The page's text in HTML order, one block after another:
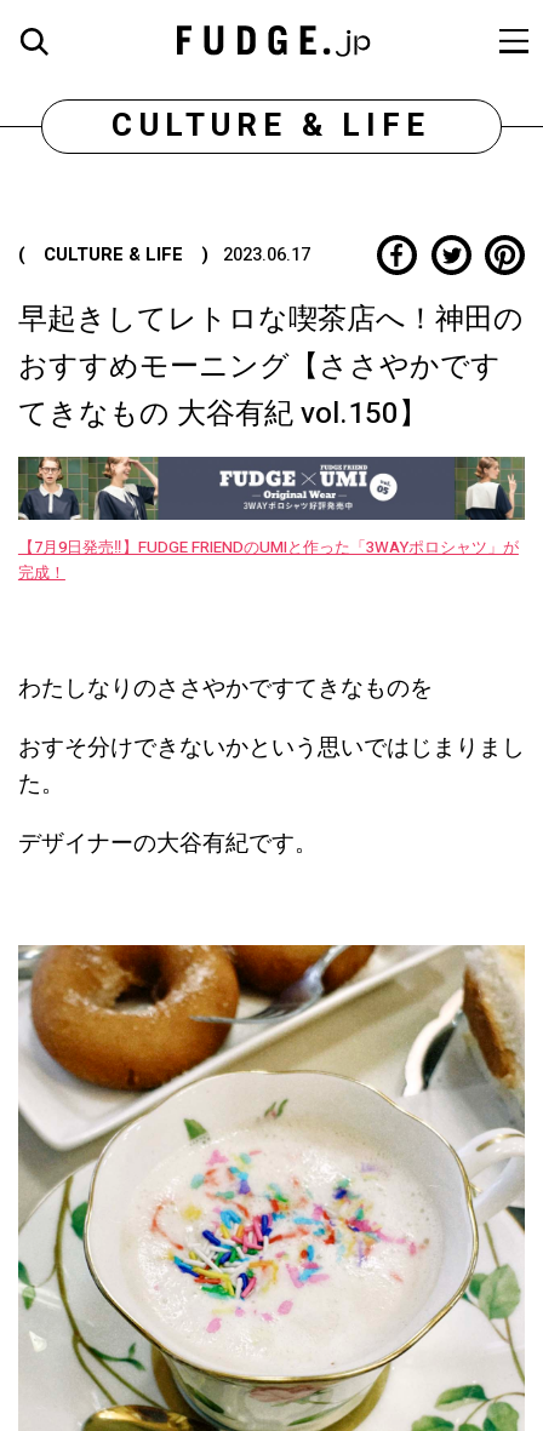
CULTURE & LIFE
( CULTURE & LIFE ) 2023.06.17
早起きしてレトロな喫茶店へ！神田の
おすすめモーニング【ささやかです
てきなもの 大谷有紀 vol.150】
【7月9日発売‼︎】FUDGE FRIENDのUMIと作った「3WAYポロシャツ」が
完成！
わたしなりのささやかですてきなものを
おすそ分けできないかという思いではじまりまし
た。
デザイナーの大谷有紀です。